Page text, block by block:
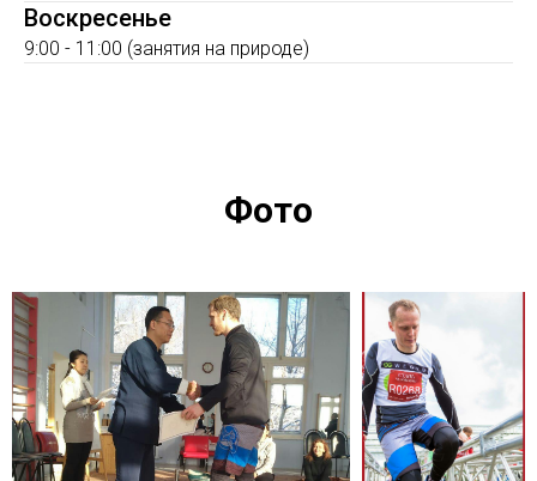
Воскресенье
9:00 - 11:00 (занятия на природе)
Фото